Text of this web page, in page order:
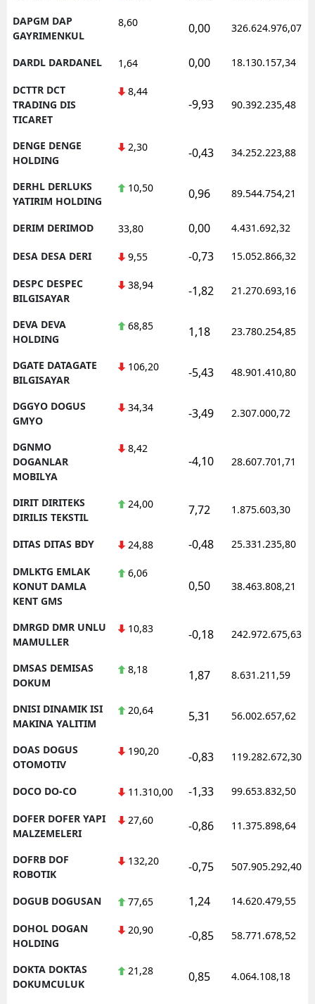
DAPGM DAP
GAYRIMENKUL
8,60 0,00 326.624.976,07
DARDL DARDANEL 1,64 0,00 18.130.157,34
DCTTR DCT
TRADING DIS
TICARET
8,44
-9,93 90.392.235,48
DENGE DENGE
HOLDING
2,30 -0,43 34.252.223,88
DERHL DERLUKS
YATIRIM HOLDING
10,50 0,96 89.544.754,21
DERIM DERIMOD 33,80 0,00 4.431.692,32
DESA DESA DERI 9,55 -0,73 15.052.866,32
DESPC DESPEC
BILGISAYAR
38,94 -1,82 21.270.693,16
DEVA DEVA
HOLDING
68,85 1,18 23.780.254,85
DGATE DATAGATE
BILGISAYAR
106,20 -5,43 48.901.410,80
DGGYO DOGUS
GMYO
34,34 -3,49 2.307.000,72
DGNMO
DOGANLAR
MOBILYA
8,42
-4,10 28.607.701,71
DIRIT DIRITEKS
DIRILIS TEKSTIL
24,00 7,72 1.875.603,30
DITAS DITAS BDY 24,88 -0,48 25.331.235,80
DMLKTG EMLAK
KONUT DAMLA
KENT GMS
6,06
0,50 38.463.808,21
DMRGD DMR UNLU
MAMULLER
10,83 -0,18 242.972.675,63
DMSAS DEMISAS
DOKUM
8,18 1,87 8.631.211,59
DNISI DINAMIK ISI
MAKINA YALITIM
20,64 5,31 56.002.657,62
DOAS DOGUS
OTOMOTIV
190,20 -0,83 119.282.672,30
DOCO DO-CO 11.310,00 -1,33 99.653.832,50
DOFER DOFER YAPI
MALZEMELERI
27,60 -0,86 11.375.898,64
DOFRB DOF
ROBOTIK
132,20 -0,75 507.905.292,40
DOGUB DOGUSAN 77,65 1,24 14.620.479,55
DOHOL DOGAN
HOLDING
20,90 -0,85 58.771.678,52
DOKTA DOKTAS
DOKUMCULUK
21,28 0,85 4.064.108,18